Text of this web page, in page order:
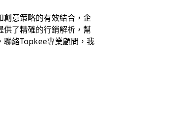
創意策略的有效結合，企
供了精確的行銷解析，幫
聯絡Topkee專業顧問，我